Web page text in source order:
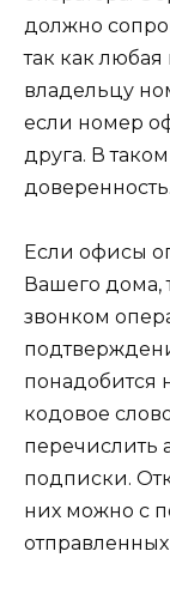
должно
так как
владельцу
если номер
друга. В
доверенность.
Если офисы
Вашего дома,
звонком
понадобится
кодовое
перечислить
подписки.
них можно с